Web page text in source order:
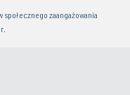
zaangażowania